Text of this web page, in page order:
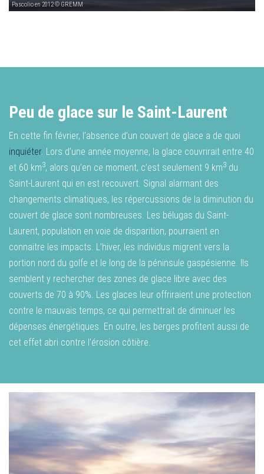
Pascolio en 2012 © GREMM
Peu de glace sur le Saint-Laurent
En cette fin février, l’absence d’un couvert de glace a de quoi
inquiéter. Lors d’une année moyenne, la glace couvrirait entre 40
et 60 km3, alors qu’en ce moment, c’est seulement 9 km3 du
Saint-Laurent qui en est recouvert. Signal alarmant des
changements climatiques, les répercussions de la diminution du
couvert de glace sont nombreuses. Les bélugas du Saint-
Laurent, population en voie de disparition, pourraient en
connaitre les impacts. L’hiver, les individus migrent vers la
portion nord du golfe et le long de la péninsule gaspésienne. Ils
semblent y rechercher des zones de glace libre avec des
couverts de 70 à 90%. Les glaces leur offriraient une protection
contre le mauvais temps, ce qui permettrait de diminuer les
dépenses énergétiques. En outre, les berges profitent aussi de
cet effet abri contre l’érosion côtière.